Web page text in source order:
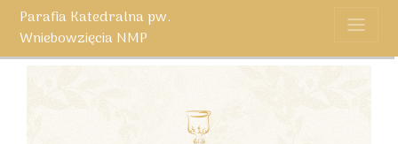
Parafia Katedralna pw.
Wniebowzięcia NMP